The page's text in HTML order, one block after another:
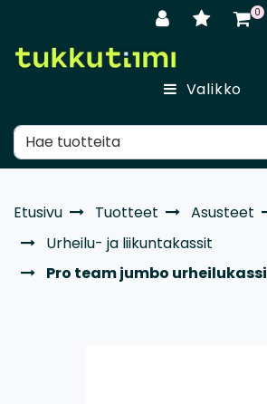
0
Valikko
Etusivu Tuotteet Asusteet
Urheilu- ja liikuntakassit
Pro team jumbo urheilukassi